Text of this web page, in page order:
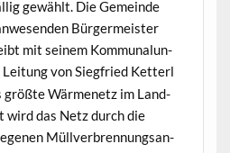
gewählt. Die Gemeinde
Bürg­er­meis­ter
mit seinem Kom­mu­nalun­
von Siegfried Ket­terl
größte Wärmenetz im Land­
wird das Netz durch die
Mül­lver­bren­nungsan­